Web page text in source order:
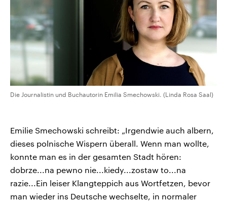
Die Journalistin und Buchautorin Emilia Smechowski. (Linda Rosa Saal)
Emilie Smechowski schreibt: „Irgendwie auch albern,
dieses polnische Wispern überall. Wenn man wollte,
konnte man es in der gesamten Stadt hören:
dobrze...na pewno nie...kiedy...zostaw to...na
razie...Ein leiser Klangteppich aus Wortfetzen, bevor
man wieder ins Deutsche wechselte, in normaler